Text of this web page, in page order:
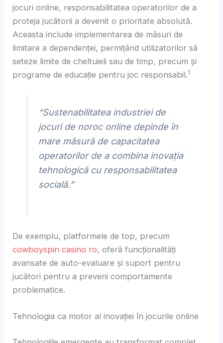
jocuri online, responsabilitatea operatorilor de a
proteja jucătorii a devenit o prioritate absolută.
Aceasta include implementarea de măsuri de
limitare a dependenței, permițând utilizatorilor să
seteze limite de cheltuieli sau de timp, precum și
programe de educație pentru joc responsabil.1
“Sustenabilitatea industriei de
jocuri de noroc online depinde în
mare măsură de capacitatea
operatorilor de a combina inovația
tehnologică cu responsabilitatea
socială.”
De exemplu, platformele de top, precum
cowboyspin casino ro, oferă funcționalități
avansate de auto-evaluare și suport pentru
jucători pentru a preveni comportamente
problematice.
Tehnologia ca motor al inovației în jocurile online